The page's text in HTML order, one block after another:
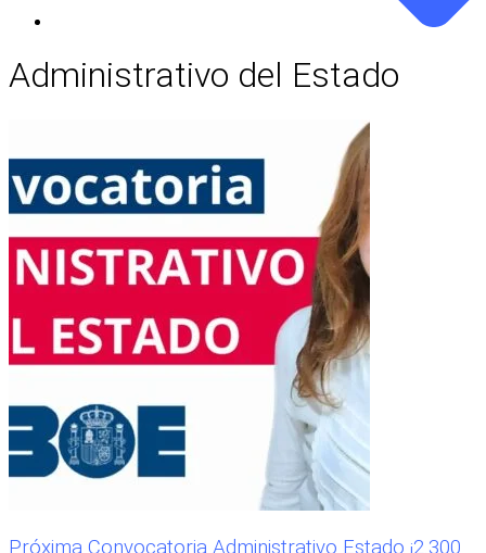
Administrativo del Estado
Próxima Convocatoria Administrativo Estado ¡2.300